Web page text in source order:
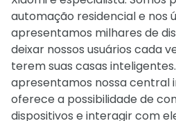
automação residencial e nos
apresentamos milhares de
deixar nossos usuários cada
terem suas casas
apresentamos nossa central
oferece a possibilidade de
dispositivos e interagir com